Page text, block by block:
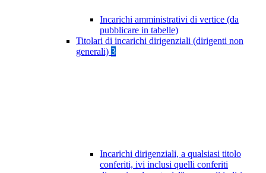
Incarichi amministrativi di vertice (da
pubblicare in tabelle)
Titolari di incarichi dirigenziali (dirigenti non
generali) 3
Incarichi dirigenziali, a qualsiasi titolo
conferiti, ivi inclusi quelli conferiti